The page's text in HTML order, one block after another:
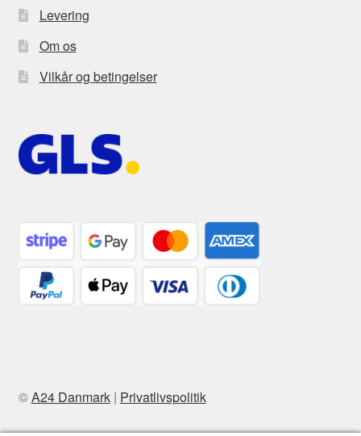
Levering
Om os
Vilkår og betingelser
©A24 Danmark| Privatlivspolitik